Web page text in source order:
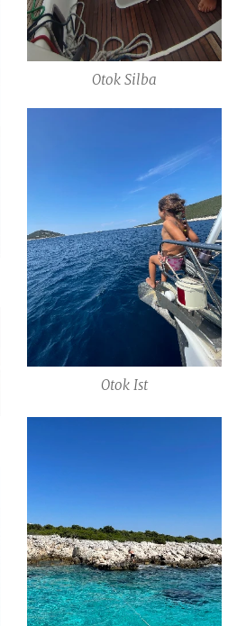
Otok Silba
Otok Ist